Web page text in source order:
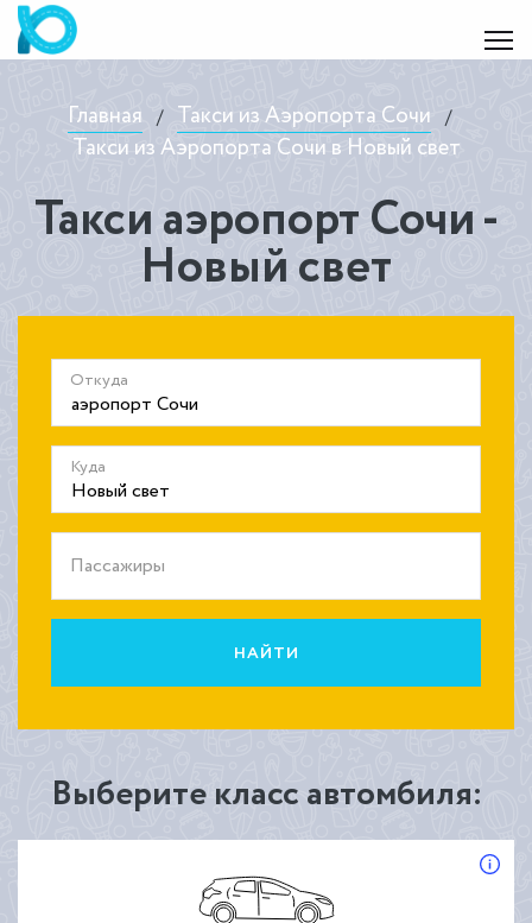
Главная / Такси из Аэропорта Сочи /
Такси из Аэропорта Сочи в Новый свет
Такси аэропорт Сочи -
Новый свет
Откуда
Куда
Пассажиры
НАЙТИ
Выберите класс автомбиля: